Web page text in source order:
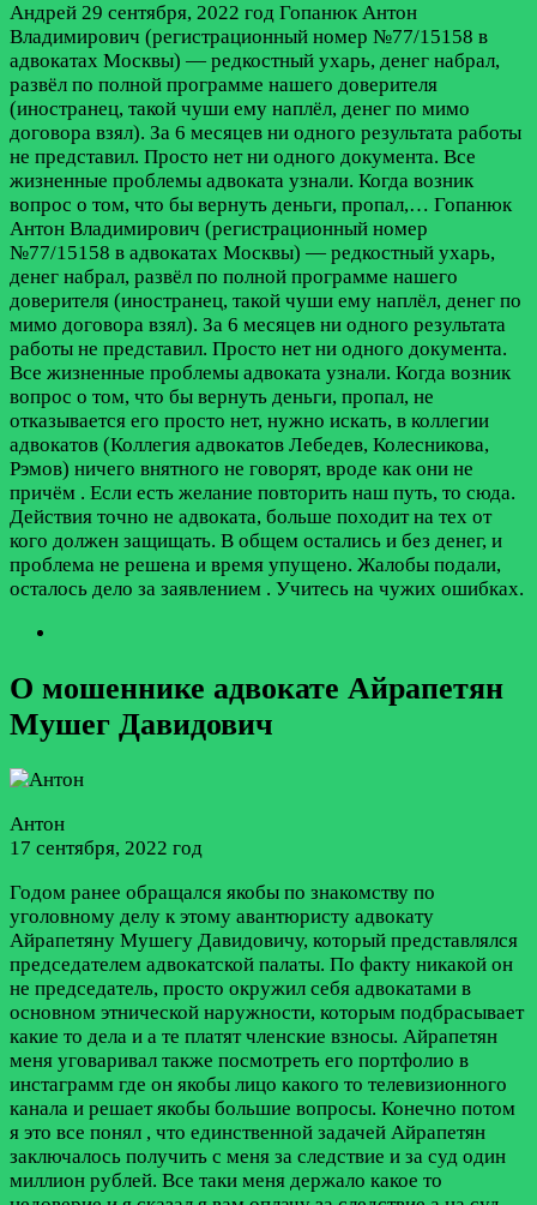
Андрей 29 сентября, 2022 год Гопанюк Антон
Владимирович (регистрационный номер №77/15158 в
адвокатах Москвы) — редкостный ухарь, денег набрал,
развёл по полной программе нашего доверителя
(иностранец, такой чуши ему наплёл, денег по мимо
договора взял). За 6 месяцев ни одного результата работы
не представил. Просто нет ни одного документа. Все
жизненные проблемы адвоката узнали. Когда возник
вопрос о том, что бы вернуть деньги, пропал,… Гопанюк
Антон Владимирович (регистрационный номер
№77/15158 в адвокатах Москвы) — редкостный ухарь,
денег набрал, развёл по полной программе нашего
доверителя (иностранец, такой чуши ему наплёл, денег по
мимо договора взял). За 6 месяцев ни одного результата
работы не представил. Просто нет ни одного документа.
Все жизненные проблемы адвоката узнали. Когда возник
вопрос о том, что бы вернуть деньги, пропал, не
отказывается его просто нет, нужно искать, в коллегии
адвокатов (Коллегия адвокатов Лебедев, Колесникова,
Рэмов) ничего внятного не говорят, вроде как они не
причём . Если есть желание повторить наш путь, то сюда.
Действия точно не адвоката, больше походит на тех от
кого должен защищать. В общем остались и без денег, и
проблема не решена и время упущено. Жалобы подали,
осталось дело за заявлением . Учитесь на чужих ошибках.
О мошеннике адвокате Айрапетян
Мушег Давидович
Антон
17 сентября, 2022 год
Годом ранее обращался якобы по знакомству по
уголовному делу к этому авантюристу адвокату
Айрапетяну Мушегу Давидовичу, который представлялся
председателем адвокатской палаты. По факту никакой он
не председатель, просто окружил себя адвокатами в
основном этнической наружности, которым подбрасывает
какие то дела и а те платят членские взносы. Айрапетян
меня уговаривал также посмотреть его портфолио в
инстаграмм где он якобы лицо какого то телевизионного
канала и решает якобы большие вопросы. Конечно потом
я это все понял , что единственной задачей Айрапетян
заключалось получить с меня за следствие и за суд один
миллион рублей. Все таки меня держало какое то